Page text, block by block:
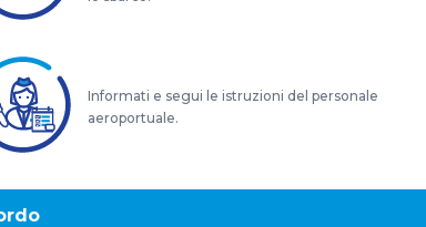
Informati e segui le istruzioni del personale
aeroportuale.